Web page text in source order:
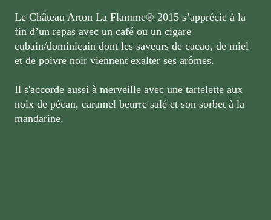
Le Château Arton La Flamme® 2015 s’apprécie à la
fin d’un repas avec un café ou un cigare
cubain/dominicain dont les saveurs de cacao, de miel
et de poivre noir viennent exalter ses arômes.
Il s'accorde aussi à merveille avec une tartelette aux
noix de pécan, caramel beurre salé et son sorbet à la
mandarine.